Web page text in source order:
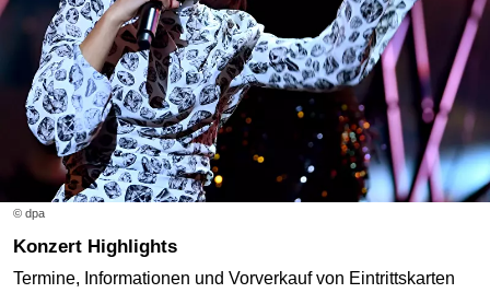
© dpa
Konzert Highlights
Termine, Informationen und Vorverkauf von Eintrittskarten